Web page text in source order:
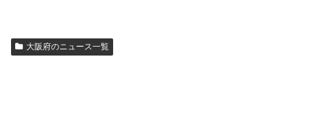
大阪府のニュース一覧